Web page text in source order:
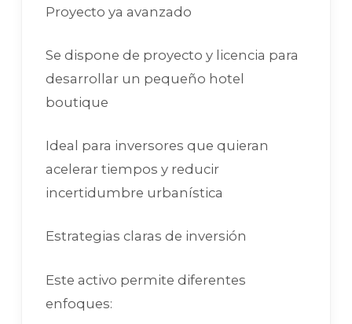
Proyecto ya avanzado
Se dispone de proyecto y licencia para
desarrollar un pequeño hotel
boutique
Ideal para inversores que quieran
acelerar tiempos y reducir
incertidumbre urbanística
Estrategias claras de inversión
Este activo permite diferentes
enfoques: